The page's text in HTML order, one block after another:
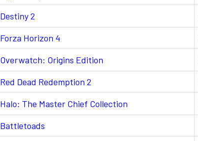
Destiny 2
Forza Horizon 4
Overwatch: Origins Edition
Red Dead Redemption 2
Halo: The Master Chief Collection
Battletoads